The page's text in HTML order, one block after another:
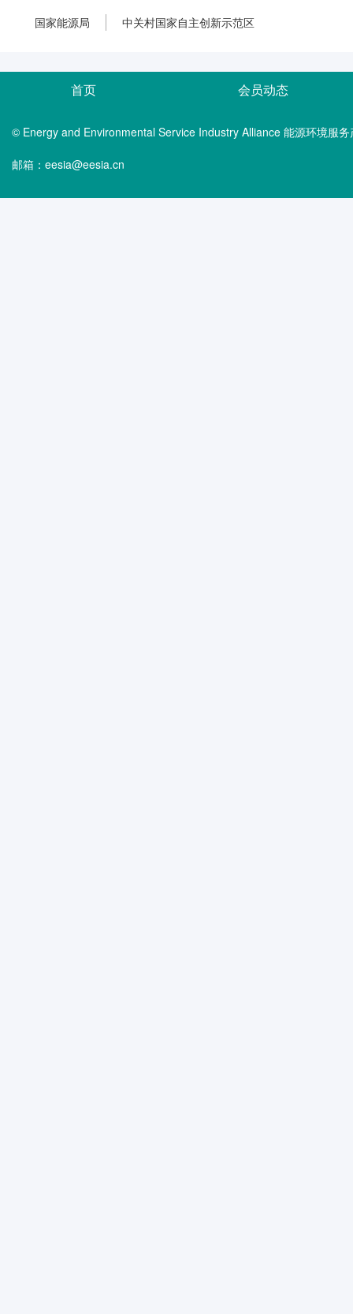
国家能源局 中关村国家自主创新示范区
首页 会员动态
© Energy and Environmental Service Industry Alliance 能源环境服
邮箱：eesia@eesia.cn